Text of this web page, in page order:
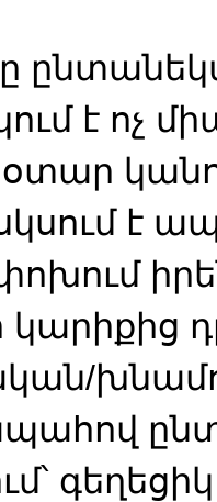
ը
է ոչ
է